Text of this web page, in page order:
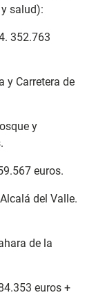
salud):
352.763
y Carretera de
y
euros.
del Valle.
de la
euros +